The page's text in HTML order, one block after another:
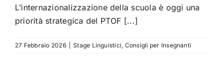
L’internazionalizzazione della scuola è oggi una
priorità strategica del PTOF [...]
27 Febbraio 2026 Stage Linguistici Consigli per Insegnanti